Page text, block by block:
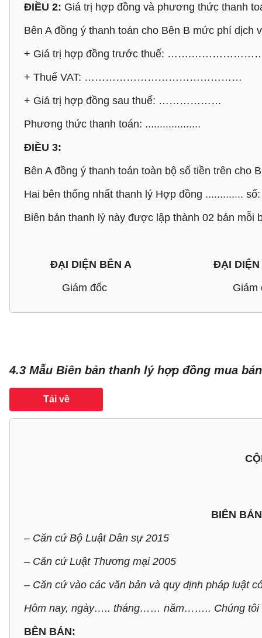
ĐIỀU 2: Giá trị hợp đồng và phương thức thanh
Bên A đồng ý thanh toán cho Bên B mức phí dịch
+ Giá trị hợp đồng trước thuế:
+ Thuế VAT: ………………………………………
+ Giá trị hợp đồng sau thuế: ………………
Phương thức thanh toán: ...................
ĐIỀU 3:
Bên A đồng ý thanh toán toàn bộ số tiền trên cho
Hai bên thống nhất thanh lý Hợp đồng .............
Biên bản thanh lý này được lập thành 02 bản
ĐẠI DIỆN BÊN A ĐẠI DIỆN
Giám đốc Giám
4.3 Mẫu Biên bản thanh lý hợp đồng mua
Tải về
BIÊN
– Căn cứ Bộ Luật Dân sự 2015
– Căn cứ Luật Thương mại 2005
– Căn cứ vào các văn bản và quy định pháp luật
Hôm nay, ngày….. tháng…… năm…….. Chúng tôi
BÊN BÁN: